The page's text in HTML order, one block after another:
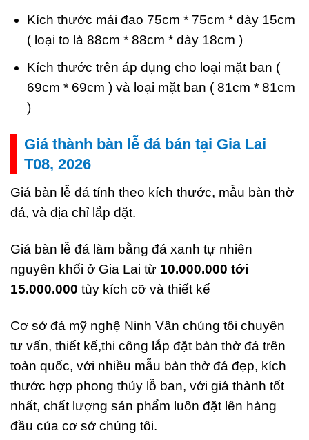
Kích thước mái đao 75cm * 75cm * dày 15cm
( loại to là 88cm * 88cm * dày 18cm )
Kích thước trên áp dụng cho loại mặt ban (
69cm * 69cm ) và loại mặt ban ( 81cm * 81cm
)
Giá thành bàn lễ đá bán tại Gia Lai
T08, 2026
Giá bàn lễ đá tính theo kích thước, mẫu bàn thờ
đá, và địa chỉ lắp đặt.
Giá bàn lễ đá làm bằng đá xanh tự nhiên
nguyên khối ở Gia Lai từ 10.000.000 tới
15.000.000 tùy kích cỡ và thiết kế
Cơ sở đá mỹ nghệ Ninh Vân chúng tôi chuyên
tư vấn, thiết kế,thi công lắp đặt bàn thờ đá trên
toàn quốc, với nhiều mẫu bàn thờ đá đẹp, kích
thước hợp phong thủy lỗ ban, với giá thành tốt
nhất, chất lượng sản phẩm luôn đặt lên hàng
đầu của cơ sở chúng tôi.